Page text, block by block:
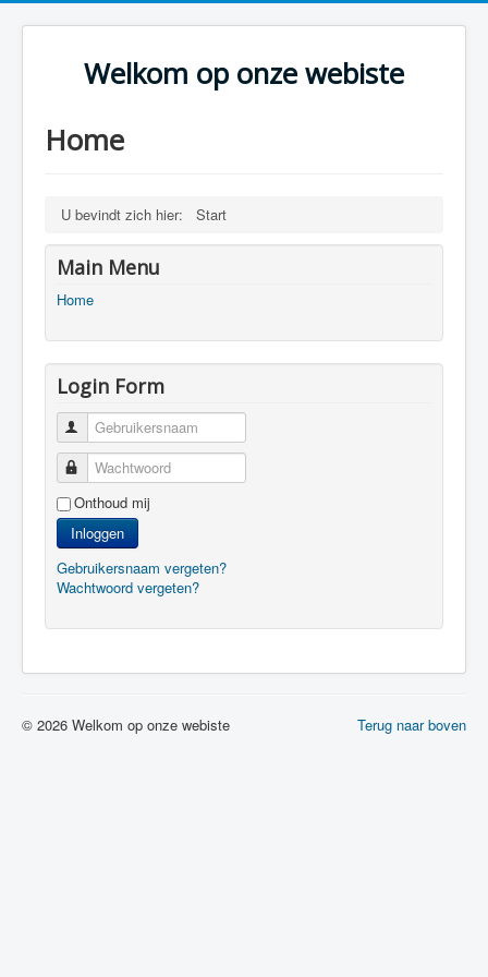
Welkom op onze webiste
Home
U bevindt zich hier: Start
Main Menu
Home
Login Form
Gebruikersnaam
Wachtwoord
Onthoud mij
Inloggen
Gebruikersnaam vergeten?
Wachtwoord vergeten?
Terug naar boven
© 2026 Welkom op onze webiste